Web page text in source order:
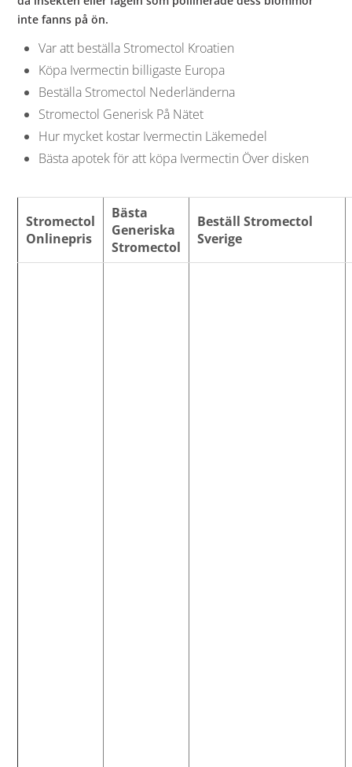
inte fanns på ön.
Var att beställa Stromectol Kroatien
Köpa Ivermectin billigaste Europa
Beställa Stromectol Nederländerna
Stromectol Generisk På Nätet
Hur mycket kostar Ivermectin Läkemedel
Bästa apotek för att köpa Ivermectin Över disken
Stromectol
Onlinepris
Bästa
Generiska
Stromectol
Beställ Stromectol
Sverige